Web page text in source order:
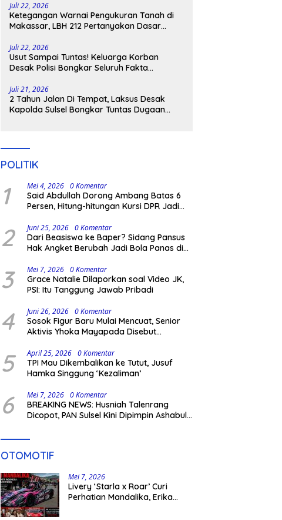
Juli 22, 2026
Ketegangan Warnai Pengukuran Tanah di
Makassar, LBH 212 Pertanyakan Dasar
Polisi
Juli 22, 2026
Usut Sampai Tuntas! Keluarga Korban
Desak Polisi Bongkar Seluruh Fakta
Juli 21, 2026
2 Tahun Jalan Di Tempat, Laksus Desak
Kapolda Sulsel Bongkar Tuntas Dugaan
POLITIK
1 Mei 4, 2026 0 Komentar
Said Abdullah Dorong Ambang Batas 6
Persen, Hitung-hitungan Kursi DPR Jadi
2 Juni 25, 2026 0 Komentar
Dari Beasiswa ke Baper? Sidang Pansus
Hak Angket Berubah Jadi Bola Panas di
3 Mei 7, 2026 0 Komentar
Grace Natalie Dilaporkan soal Video JK,
PSI: Itu Tanggung Jawab Pribadi
4 Juni 26, 2026 0 Komentar
Sosok Figur Baru Mulai Mencuat, Senior
Aktivis Yhoka Mayapada Disebut
pada Pilkada 2029
5 April 25, 2026 0 Komentar
TPI Mau Dikembalikan ke Tutut, Jusuf
Hamka Singgung ‘Kezaliman’
6 Mei 7, 2026 0 Komentar
BREAKING NEWS: Husniah Talenrang
Dicopot, PAN Sulsel Kini Dipimpin Ashabul
OTOMOTIF
Mei 7, 2026
Livery ‘Starla x Roar’ Curi
Perhatian Mandalika, Erika